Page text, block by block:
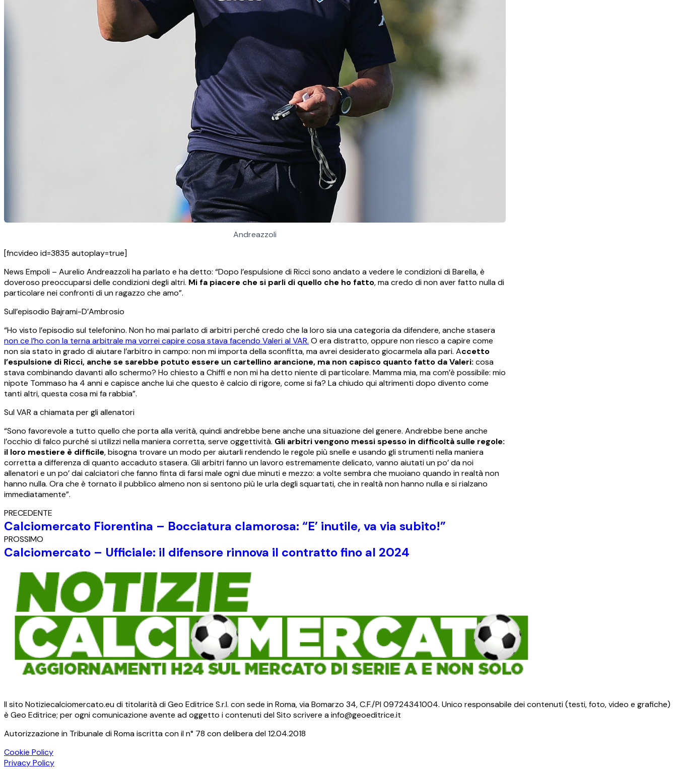
Andreazzoli
[fncvideo id=3835 autoplay=true]
News Empoli – Aurelio Andreazzoli ha parlato e ha detto: “Dopo l’espulsione di Ricci sono andato a vedere le condizioni di Barella, è
doveroso preoccuparsi delle condizioni degli altri. Mi fa piacere che si parli di quello che ho fatto, ma credo di non aver fatto nulla di
particolare nei confronti di un ragazzo che amo”.
Sull’episodio Bajrami-D’Ambrosio
“Ho visto l’episodio sul telefonino. Non ho mai parlato di arbitri perché credo che la loro sia una categoria da difendere, anche stasera
non ce l’ho con la terna arbitrale ma vorrei capire cosa stava facendo Valeri al VAR. O era distratto, oppure non riesco a capire come
non sia stato in grado di aiutare l’arbitro in campo: non mi importa della sconfitta, ma avrei desiderato giocarmela alla pari. Accetto
l’espulsione di Ricci, anche se sarebbe potuto essere un cartellino arancione, ma non capisco quanto fatto da Valeri: cosa
stava combinando davanti allo schermo? Ho chiesto a Chiffi e non mi ha detto niente di particolare. Mamma mia, ma com’è possibile: mio
nipote Tommaso ha 4 anni e capisce anche lui che questo è calcio di rigore, come si fa? La chiudo qui altrimenti dopo divento come
tanti altri, questa cosa mi fa rabbia”.
Sul VAR a chiamata per gli allenatori
“Sono favorevole a tutto quello che porta alla verità, quindi andrebbe bene anche una situazione del genere. Andrebbe bene anche
l’occhio di falco purché si utilizzi nella maniera corretta, serve oggettività. Gli arbitri vengono messi spesso in difficoltà sulle regole:
il loro mestiere è difficile, bisogna trovare un modo per aiutarli rendendo le regole più snelle e usando gli strumenti nella maniera
corretta a differenza di quanto accaduto stasera. Gli arbitri fanno un lavoro estremamente delicato, vanno aiutati un po’ da noi
allenatori e un po’ dai calciatori che fanno finta di farsi male ogni due minuti e mezzo: a volte sembra che muoiano quando in realtà non
hanno nulla. Ora che è tornato il pubblico almeno non si sentono più le urla degli squartati, che in realtà non hanno nulla e si rialzano
immediatamente”.
PRECEDENTE
Calciomercato Fiorentina – Bocciatura clamorosa: “E’ inutile, va via subito!”
PROSSIMO
Calciomercato – Ufficiale: il difensore rinnova il contratto fino al 2024
Il sito Notiziecalciomercato.eu di titolarità di Geo Editrice S.r.l. con sede in Roma, via Bomarzo 34, C.F./PI 09724341004. Unico responsabile dei contenuti (testi, foto, video e grafiche)
è Geo Editrice; per ogni comunicazione avente ad oggetto i contenuti del Sito scrivere a info@geoeditrice.it
Autorizzazione in Tribunale di Roma iscritta con il n° 78 con delibera del 12.04.2018
Cookie Policy
Privacy Policy